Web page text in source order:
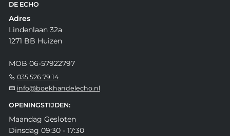
DE ECHO
Adres
Lindenlaan 32a
1271 BB Huizen
MOB 06-57922797
035 526 79 14
info@boekhandelecho.nl
OPENINGSTIJDEN:
Maandag Gesloten
Dinsdag 09:30 - 17:30